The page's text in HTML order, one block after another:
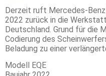
Derzeit ruft Mercedes-
2022 zurück in die
Deutschland. Grund für die
Codierung des
Beladung zu einer
Modell EQE